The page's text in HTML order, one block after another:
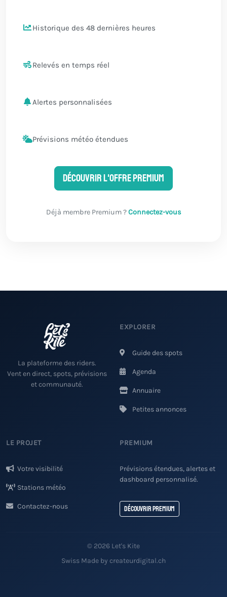
Historique des 48 dernières heures
Relevés en temps réel
Alertes personnalisées
Prévisions météo étendues
Découvrir l'offre Premium
Déjà membre Premium ?Connectez-vous
La plateforme des riders.
Vent en direct, spots, prévisions
et communauté.
EXPLORER
Guide des spots
Agenda
Annuaire
Petites annonces
LE PROJET
Votre visibilité
Stations météo
Contactez-nous
PREMIUM
Prévisions étendues, alertes et
dashboard personnalisé.
Découvrir Premium
© 2026 Let's Kite
Swiss Made by createurdigital.ch